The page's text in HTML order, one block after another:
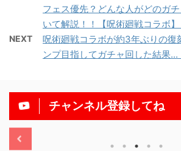
フェス優先？どんな人がどのガ
いて解説！！【呪術廻戦コラボ】
NEXT
呪術廻戦コラボが約3年ぶりの復
ンプ目指してガチャ回した結果...
チャンネル登録してね
11/13